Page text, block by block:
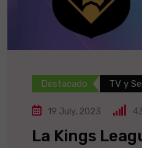
Destacado TV y
19 July, 2023
La Kings